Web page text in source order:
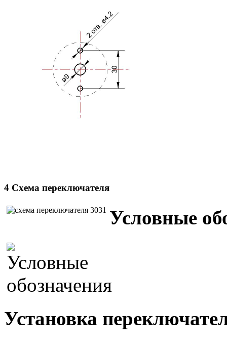
4 Схема переключателя
Условные
Установка